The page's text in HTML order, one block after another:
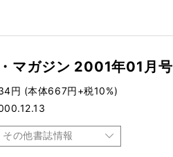
マガジン 2001年01月号
円 (本体667円+税10%)
その他書誌情報